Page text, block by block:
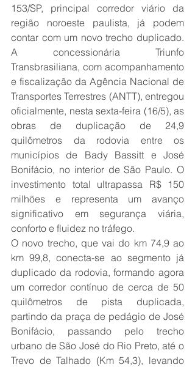
153/SP, principal corredor viário da
região noroeste paulista, já podem
contar com um novo trecho duplicado.
A concessionária Triunfo
Transbrasiliana, com acompanhamento
e fiscalização da Agência Nacional de
Transportes Terrestres (ANTT), entregou
oficialmente, nesta sexta-feira (16/5), as
obras de duplicação de 24,9
quilômetros da rodovia entre os
municípios de Bady Bassitt e José
Bonifácio, no interior de São Paulo. O
investimento total ultrapassa R$ 150
milhões e representa um avanço
significativo em segurança viária,
conforto e fluidez no tráfego.
O novo trecho, que vai do km 74,9 ao
km 99,8, conecta-se ao segmento já
duplicado da rodovia, formando agora
um corredor contínuo de cerca de 50
quilômetros de pista duplicada,
partindo da praça de pedágio de José
Bonifácio, passando pelo trecho
urbano de São José do Rio Preto, até o
Trevo de Talhado (Km 54,3), levando